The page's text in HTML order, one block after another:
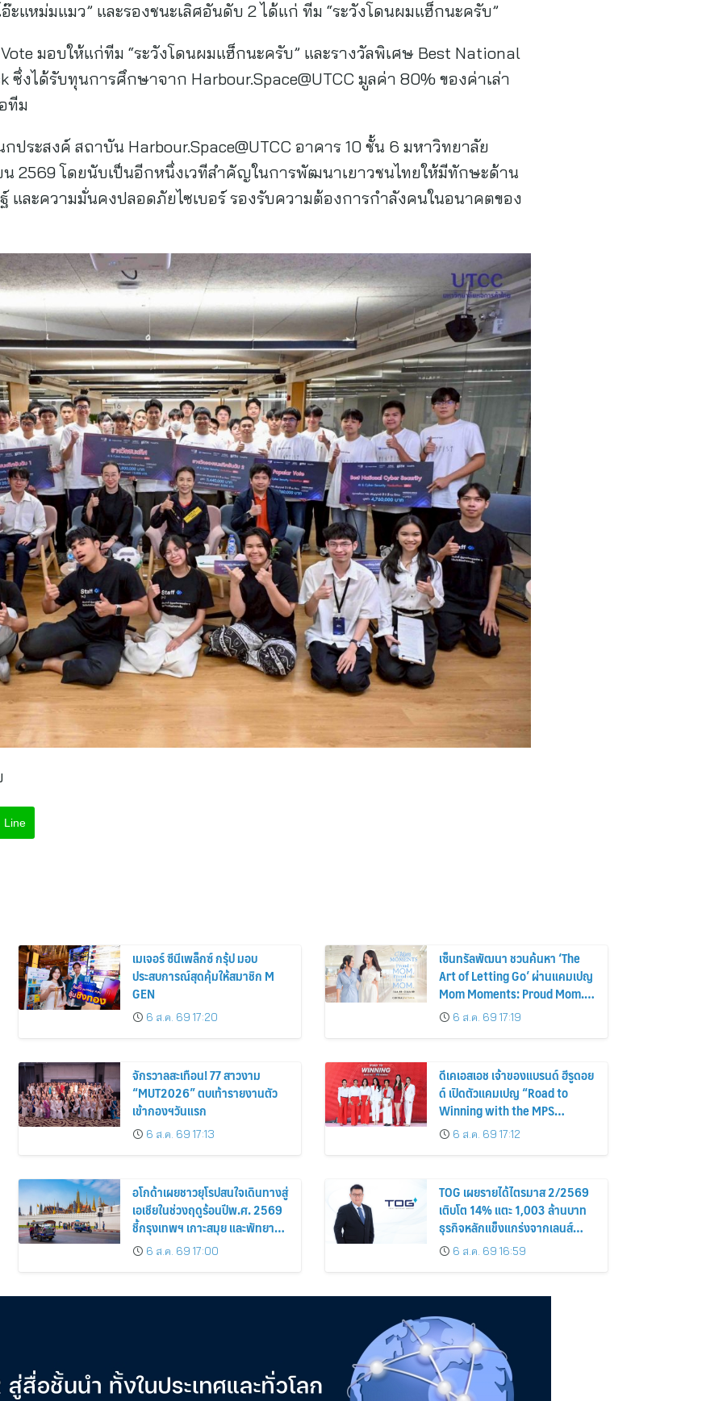
ะแหม่มแมว” และรองชนะเลิศอันดับ 2 ได้แก่ ทีม “ระวังโดนผมแฮ็กนะครับ”
มอบให้แก่ทีม “ระวังโดนผมแฮ็กนะครับ” และรางวัลพิเศษ Best National
ซึ่งได้รับทุนการศึกษาจาก Harbour.Space@UTCC มูลค่า 80% ของค่าเล่า
ทีม
ประสงค์ สถาบัน Harbour.Space@UTCC อาคาร 10 ชั้น 6 มหาวิทยาลัย
น 2569 โดยนับเป็นอีกหนึ่งเวทีสำคัญในการพัฒนาเยาวชนไทยให้มีทักษะด้าน
ละความมั่นคงปลอดภัยไซเบอร์ รองรับความต้องการกำลังคนในอนาคตของ
Line
เมเจอร์ ซีนีเพล็กซ์ กรุ้ป มอบ
ประสบการณ์สุดคุ้มให้สมาชิก M
GEN
6 ส.ค. 69 17:20
เซ็นทรัลพัฒนา ชวนค้นหา ‘The
Art of Letting Go’ ผ่านแคมเปญ
Mom Moments: Proud Mom.
Proud of My Mom.
6 ส.ค. 69 17:19
จักรวาลสะเทือน! 77 สาวงาม
“MUT2026” ตบเท้ารายงานตัว
เข้ากองฯวันแรก
6 ส.ค. 69 17:13
ดีเคเอสเอช เจ้าของแบรนด์ ฮีรูดอย
ด์ เปิดตัวแคมเปญ “Road to
Winning with the MPS
Science”
6 ส.ค. 69 17:12
อโกด้าเผยชาวยุโรปสนใจเดินทางสู่
เอเชียในช่วงฤดูร้อนปีพ.ศ. 2569
ชี้กรุงเทพฯ เกาะสมุย และพัทยา
ติดอันดับเมืองยอดนิยม
6 ส.ค. 69 17:00
TOG เผยรายได้ไตรมาส 2/2569
เติบโต 14% แตะ 1,003 ล้านบาท
ธุรกิจหลักแข็งแกร่งจากเลนส์
มูลค่าเพิ่ม และการขยายตลาดต่าง
ประเทศ พร้อมเดินหน้าลงทุนเพื่อ
6 ส.ค. 69 16:59